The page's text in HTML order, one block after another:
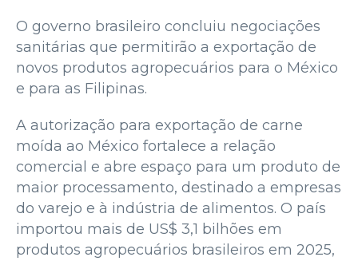
O governo brasileiro concluiu negociações
sanitárias que permitirão a exportação de
novos produtos agropecuários para o México
e para as Filipinas.
A autorização para exportação de carne
moída ao México fortalece a relação
comercial e abre espaço para um produto de
maior processamento, destinado a empresas
do varejo e à indústria de alimentos. O país
importou mais de US$ 3,1 bilhões em
produtos agropecuários brasileiros em 2025,